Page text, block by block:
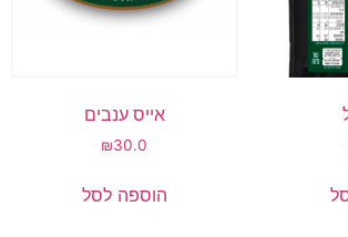
אייס ענבים
₪30.0
הוספה לסל